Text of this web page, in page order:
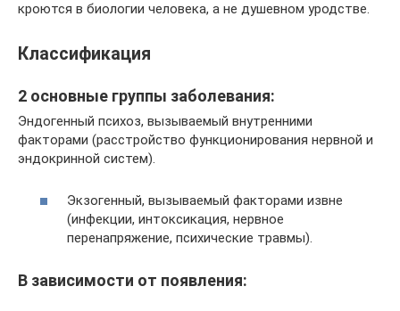
кроются в биологии человека, а не душевном уродстве.
Классификация
2 основные группы заболевания:
Эндогенный психоз, вызываемый внутренними
факторами (расстройство функционирования нервной и
эндокринной систем).
Экзогенный, вызываемый факторами извне
(инфекции, интоксикация, нервное
перенапряжение, психические травмы).
В зависимости от появления: